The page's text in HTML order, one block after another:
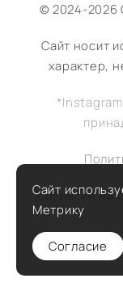
© 2024-2026
Сайт носит
характер,
Согласие на
Сайт
Метрику
Согласие